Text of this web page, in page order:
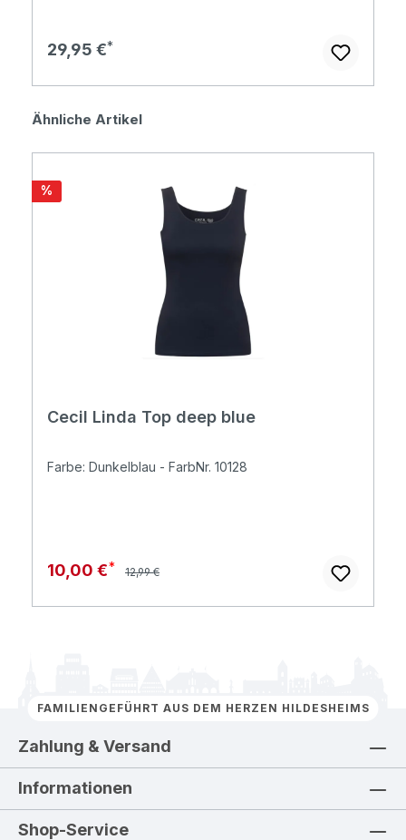
Regulärer Preis:
29,95 €
Produktgalerie überspringen
Ähnliche Artikel
Rabatt
%
Cecil Linda Top deep blue
Farbe: Dunkelblau - FarbNr. 10128
Verkaufspreis:
10,00 € Regulärer Preis:
12,99 €
FAMILIENGEFÜHRT AUS DEM HERZEN HILDESHEIMS
Zahlung & Versand
Informationen
Shop-Service